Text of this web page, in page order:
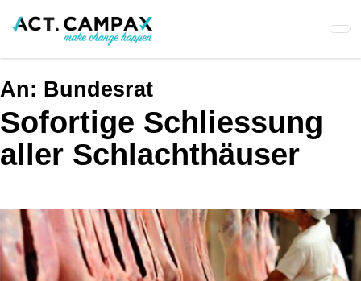
An: Bundesrat
Sofortige Schliessung
aller Schlachthäuser